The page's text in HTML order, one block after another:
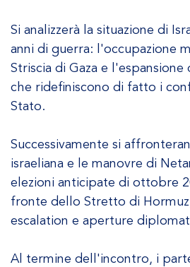
Si analizzerà la situazione di
anni di guerra: l'occupazione
Striscia di Gaza e
che ridefiniscono di fatto i
Stato.
Successivamente si
israeliana e le manovre di
elezioni anticipate di ottobre
fronte dello Stretto di
escalation e aperture
Al termine dell'incontro, i